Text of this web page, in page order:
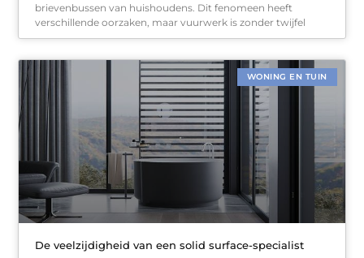
brievenbussen van huishoudens. Dit fenomeen heeft
verschillende oorzaken, maar vuurwerk is zonder twijfel
WONING EN TUIN
De veelzijdigheid van een solid surface-specialist